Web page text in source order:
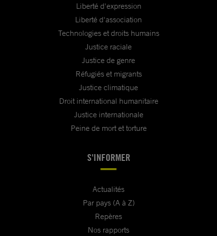
Liberté d'expression
Liberté d'association
Technologies et droits humains
Justice raciale
Justice de genre
Réfugiés et migrants
Justice climatique
Droit international humanitaire
Justice internationale
Peine de mort et torture
S'INFORMER
Actualités
Par pays (A à Z)
Repères
Nos rapports